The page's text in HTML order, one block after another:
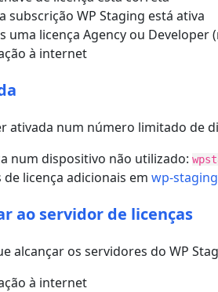
subscrição WP Staging está ativa
uma licença Agency ou Developer
à internet
ativada num número limitado de
num dispositivo não utilizado:
licença adicionais emwp-
ao servidor de licenças
alcançar os servidores do WP
à internet